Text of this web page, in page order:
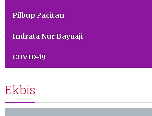
Pilbup Pacitan
Indrata Nur Bayuaji
COVID-19
Ekbis